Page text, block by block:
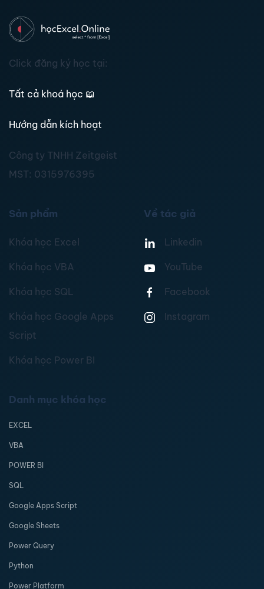
Click đăng ký học tại:
Tất cả khoá học 📖
Hướng dẫn kích hoạt
Công ty TNHH Zeitgeist
MST: 0315976395
Sản phẩm
Khóa học Excel
Khóa học VBA
Khóa học SQL
Khóa học Google Apps
Script
Khóa học Power BI
Về tác giả
Linkedin
YouTube
Facebook
Instagram
Danh mục khóa học
EXCEL
VBA
POWER BI
SQL
Google Apps Script
Google Sheets
Power Query
Python
Power Platform